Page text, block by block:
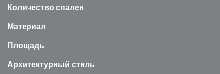
Количество спален
Материал
Площадь
Архитектурный стиль